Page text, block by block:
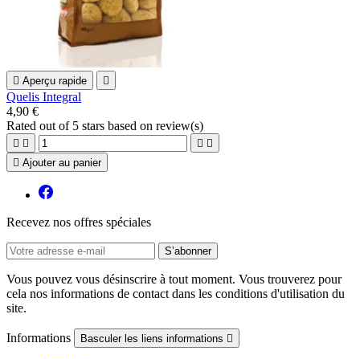
 Aperçu rapide 
Quelis Integral
4,90 €
Rated out of 5 stars based on review(s)
   
 Ajouter au panier
Recevez nos offres spéciales
Vous pouvez vous désinscrire à tout moment. Vous trouverez pour
cela nos informations de contact dans les conditions d'utilisation du
site.
Informations Basculer les liens informations 